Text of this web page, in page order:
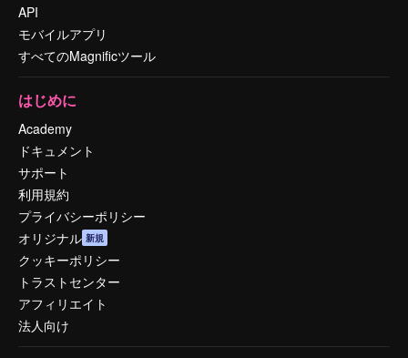
API
モバイルアプリ
すべてのMagnificツール
はじめに
Academy
ドキュメント
サポート
利用規約
プライバシーポリシー
オリジナル 新規
クッキーポリシー
トラストセンター
アフィリエイト
法人向け